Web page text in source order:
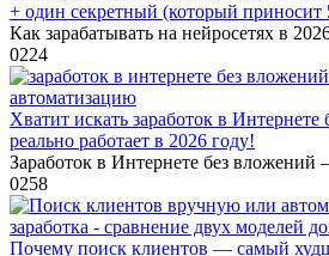
+ один секретный (который приносит
Как зарабатывать на нейросетях в
0224
Хватит искать заработок в
реально работает в 2026 году!
Заработок в Интернете без вложений
0258
Почему поиск клиентов — самый